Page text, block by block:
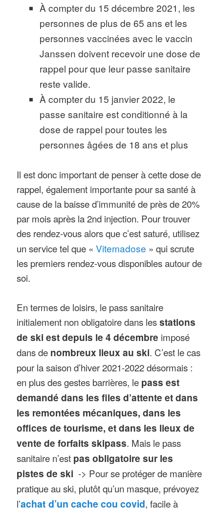
À compter du 15 décembre 2021, les
personnes de plus de 65 ans et les
personnes vaccinées avec le vaccin
Janssen doivent recevoir une dose de
rappel pour que leur passe sanitaire
reste valide.
À compter du 15 janvier 2022, le
passe sanitaire est conditionné à la
dose de rappel pour toutes les
personnes âgées de 18 ans et plus
Il est donc important de penser à cette dose de
rappel, également importante pour sa santé à
cause de la baisse d’immunité de près de 20%
par mois après la 2nd injection. Pour trouver
des rendez-vous alors que c’est saturé, utilisez
un service tel que «Vitemadose » qui scrute
les premiers rendez-vous disponibles autour de
soi.
En termes de loisirs, le pass sanitaire
initialement non obligatoire dans lesstations
de ski est depuis le 4 décembre imposé
dans de nombreux lieux au ski. C’est le cas
pour la saison d’hiver 2021-2022 désormais :
en plus des gestes barrières, le pass est
demandé dans les files d’attente et dans
les remontées mécaniques, dans les
offices de tourisme, et dans les lieux de
vente de forfaits skipass. Mais le pass
sanitaire n’est pas obligatoire sur les
pistes de ski -> Pour se protéger de manière
pratique au ski, plutôt qu’un masque, prévoyez
l’achat d’un cache cou covid, facile à